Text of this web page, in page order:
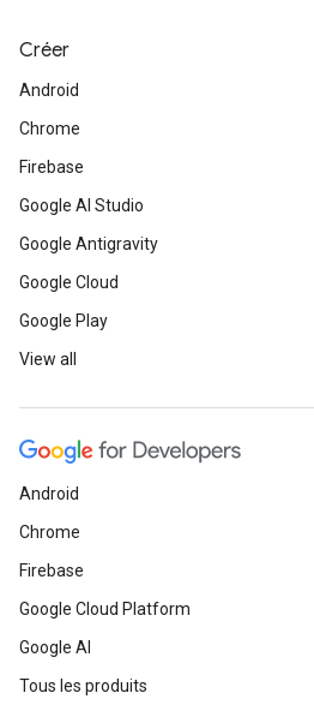
Créer
Android
Chrome
Firebase
Google AI Studio
Google Antigravity
Google Cloud
Google Play
View all
Android
Chrome
Firebase
Google Cloud Platform
Google AI
Tous les produits